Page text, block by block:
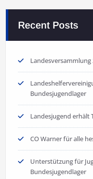
Recent Posts
Bundesjugendlager
Landesjugend erhält
CO Warner für alle
Unterstützung für
Bundesjugendlager